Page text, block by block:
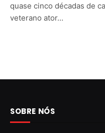
quase cinco décadas de
veterano ator…
SOBRE NÓS